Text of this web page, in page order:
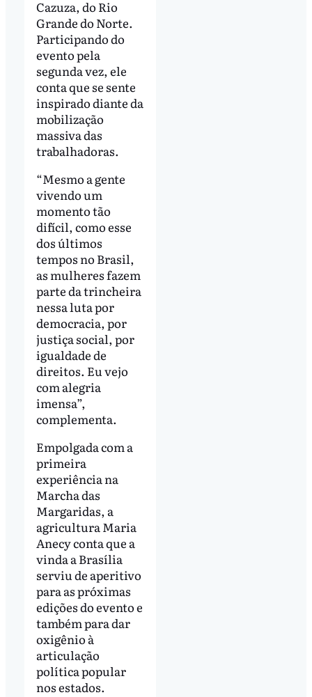
Cazuza, do Rio
Grande do Norte.
Participando do
evento pela
segunda vez, ele
conta que se sente
inspirado diante da
mobilização
massiva das
trabalhadoras.
“Mesmo a gente
vivendo um
momento tão
difícil, como esse
dos últimos
tempos no Brasil,
as mulheres fazem
parte da trincheira
nessa luta por
democracia, por
justiça social, por
igualdade de
direitos. Eu vejo
com alegria
imensa”,
complementa.
Empolgada com a
primeira
experiência na
Marcha das
Margaridas, a
agricultura Maria
Anecy conta que a
vinda a Brasília
serviu de aperitivo
para as próximas
edições do evento e
também para dar
oxigênio à
articulação
política popular
nos estados.